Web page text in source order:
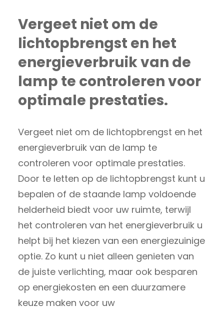
Vergeet niet om de
lichtopbrengst en het
energieverbruik van de
lamp te controleren voor
optimale prestaties.
Vergeet niet om de lichtopbrengst en het
energieverbruik van de lamp te
controleren voor optimale prestaties.
Door te letten op de lichtopbrengst kunt u
bepalen of de staande lamp voldoende
helderheid biedt voor uw ruimte, terwijl
het controleren van het energieverbruik u
helpt bij het kiezen van een energiezuinige
optie. Zo kunt u niet alleen genieten van
de juiste verlichting, maar ook besparen
op energiekosten en een duurzamere
keuze maken voor uw